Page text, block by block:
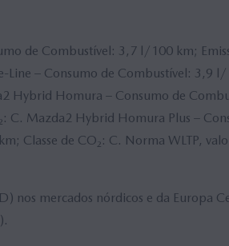
de Combustível: 3,7 l/100 km;
Line – Consumo de Combustível: 3,9
Hybrid Homura – Consumo de
C. Mazda2 Hybrid Homura Plus –
Classe de CO₂: C. Norma WLTP,
nos mercados nórdicos e da Europa